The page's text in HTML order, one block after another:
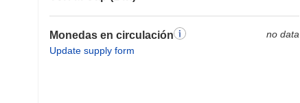
Monedas en circulación
Update supply form
no data